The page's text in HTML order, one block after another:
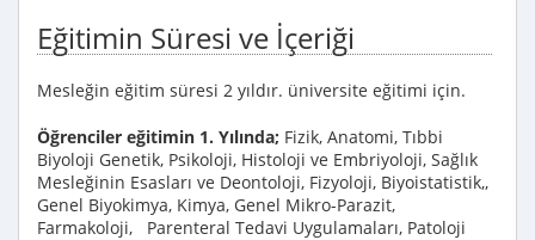
Eğitimin Süresi ve İçeriği
Mesleğin eğitim süresi 2 yıldır. üniversite eğitimi için.
Öğrenciler eğitimin 1. Yılında; Fizik, Anatomi, Tıbbi
Biyoloji Genetik, Psikoloji, Histoloji ve Embriyoloji, Sağlık
Mesleğinin Esasları ve Deontoloji, Fizyoloji, Biyoistatistik,,
Genel Biyokimya, Kimya, Genel Mikro-Parazit,
Farmakoloji, Parenteral Tedavi Uygulamaları, Patoloji